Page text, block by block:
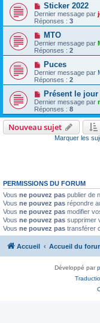
Sticker 2022
Dernier message par
Réponses : 3
MTO
Dernier message par
Réponses : 2
Puces
Dernier message par
Réponses : 2
Présent le jour
Dernier message par
Réponses : 8
Nouveau sujet
Marquer les
PERMISSIONS DU FORUM
Vous ne pouvez pas publier de
Vous ne pouvez pas répondre
Vous ne pouvez pas modifier
Vous ne pouvez pas supprimer
Vous ne pouvez pas transférer
Accueil Accueil du
Développé par